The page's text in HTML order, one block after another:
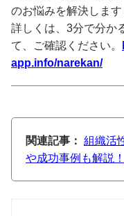
のお悩みを解決します
詳しくは、3分で分か
て、ご確認ください。
app.info/narekan/
関連記事： 組織活
や成功事例も解説！